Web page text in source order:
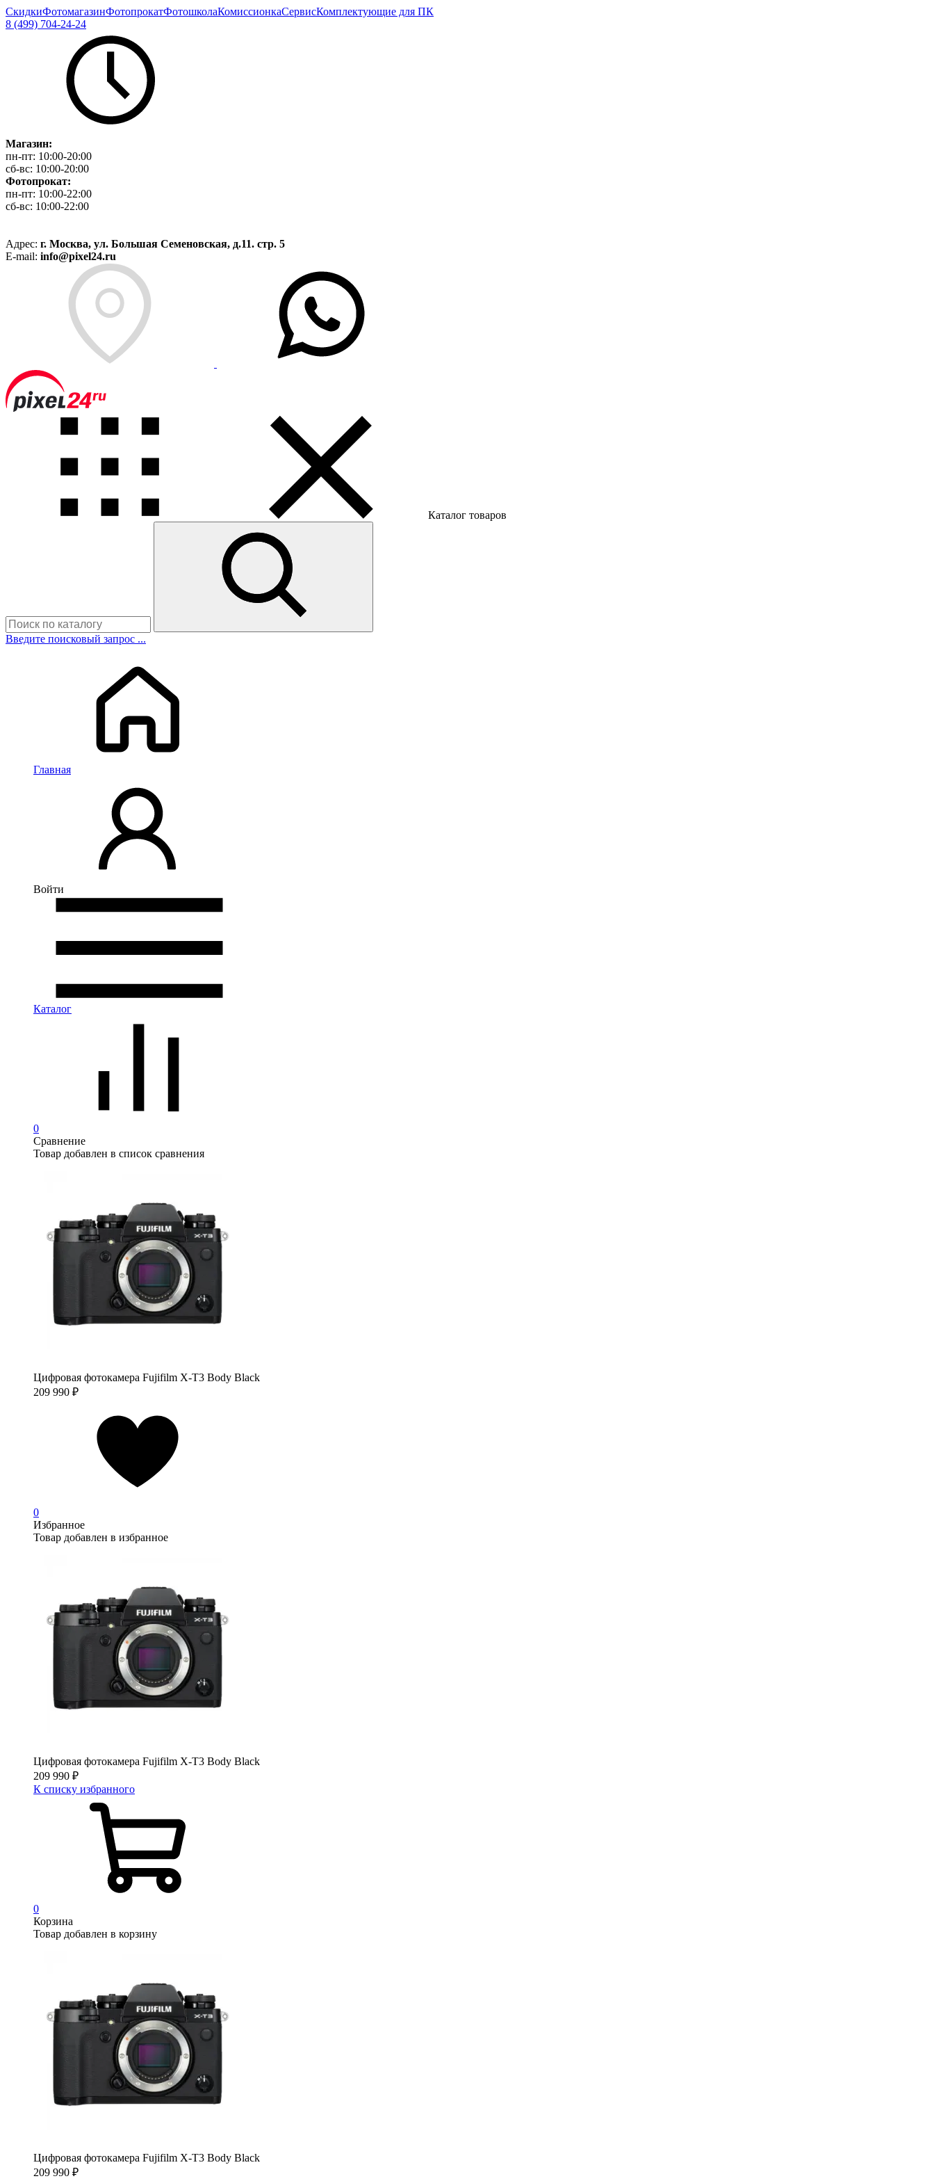
СкидкиФотомагазинФотопрокатФотошколаКомиссионкаСервисКомплектующие для ПК
8 (499) 704-24-24
Магазин:
пн-пт: 10:00-20:00
сб-вс: 10:00-20:00
Фотопрокат:
пн-пт: 10:00-22:00
сб-вс: 10:00-22:00
Адрес: г. Москва, ул. Большая Семеновская, д.11. стр. 5
E-mail: info@pixel24.ru
Каталог товаров
Введите поисковый запрос ...
Главная
Войти
Каталог
0
Сравнение
Товар добавлен в список сравнения
Цифровая фотокамера Fujifilm X-T3 Body Black
209 990 ₽
0
Избранное
Товар добавлен в избранное
Цифровая фотокамера Fujifilm X-T3 Body Black
209 990 ₽
К списку избранного
0
Корзина
Товар добавлен в корзину
Цифровая фотокамера Fujifilm X-T3 Body Black
209 990 ₽